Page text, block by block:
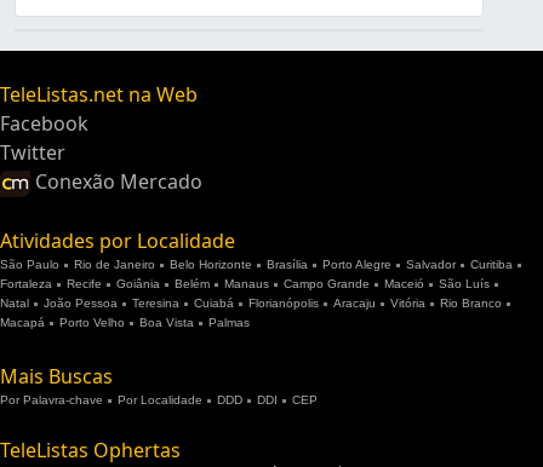
TeleListas.net na Web
Facebook
Twitter
Conexão Mercado
Atividades por Localidade
São Paulo Rio de Janeiro Belo Horizonte Brasília Porto Alegre Salvador
Curitiba
Fortaleza
Recife Goiânia Belém Manaus Campo Grande Maceió
São Luís
Natal
João Pessoa Teresina Cuiabá Florianópolis Aracaju Vitória
Rio Branco
Macapá
Porto Velho Boa Vista Palmas
Mais Buscas
Por Palavra-chave Por Localidade DDD DDI CEP
TeleListas Ophertas